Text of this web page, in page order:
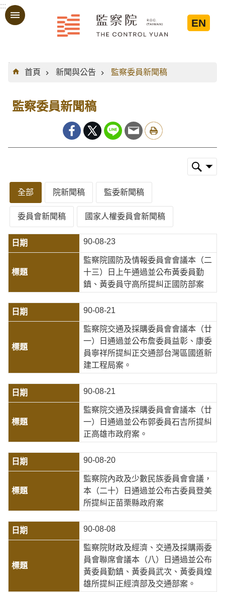
跳到主要內容區塊
:::
EN
:::
首頁
新聞與公告 監察委員新聞稿
監察委員新聞稿
全部 院新聞稿 監委新聞稿
委員會新聞稿 國家人權委員會新聞稿
90-08-23
監察院國防及情報委員會會議本（二
十三）日上午通過並公布黃委員勤
鎮、黃委員守高所提糾正國防部案
90-08-21
監察院交通及採購委員會會議本（廿
一）日通過並公布詹委員益彰、康委
員寧祥所提糾正交通部台灣區國道新
建工程局案。
90-08-21
監察院交通及採購委員會會議本（廿
一）日通過並公布郭委員石吉所提糾
正高雄市政府案。
90-08-20
監察院內政及少數民族委員會會議，
本（二十）日通過並公布古委員登美
所提糾正苗栗縣政府案
90-08-08
監察院財政及經濟、交通及採購兩委
員會聯席會議本（八）日通過並公布
黃委員勤鎮、黃委員武次、黃委員煌
雄所提糾正經濟部及交通部案。